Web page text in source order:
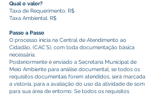
Qual o valor?
Taxa de Requerimento: R$
Taxa Ambiental: R$
Passo a Passo
O processo inicia na Central de Atendimento ao
Cidadão, (CAC´S), com toda documentação básica
necessária.
Posteriormente é enviado a Secretaria Municipal de
Meio Ambiente para análise documental, se todos os
requisitos documentais forem atendidos, será marcada
a vistoria, para a avaliação do uso da atividade de som
para sua área de entorno. Se todos os requisitos